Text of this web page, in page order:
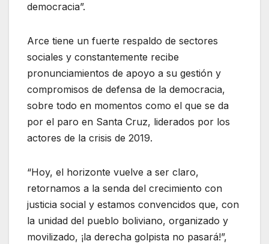
democracia”.
Arce tiene un fuerte respaldo de sectores
sociales y constantemente recibe
pronunciamientos de apoyo a su gestión y
compromisos de defensa de la democracia,
sobre todo en momentos como el que se da
por el paro en Santa Cruz, liderados por los
actores de la crisis de 2019.
“Hoy, el horizonte vuelve a ser claro,
retornamos a la senda del crecimiento con
justicia social y estamos convencidos que, con
la unidad del pueblo boliviano, organizado y
movilizado, ¡la derecha golpista no pasará!”,